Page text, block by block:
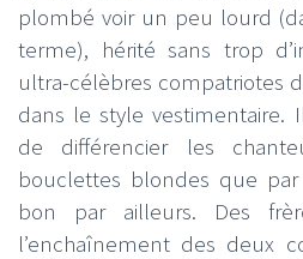
plombé voir un peu lourd
terme), hérité sans trop
ultra-célèbres compatriotes
dans le style vestimentaire.
de différencier les
bouclettes blondes que
bon par ailleurs. Des
l’enchaînement des deux